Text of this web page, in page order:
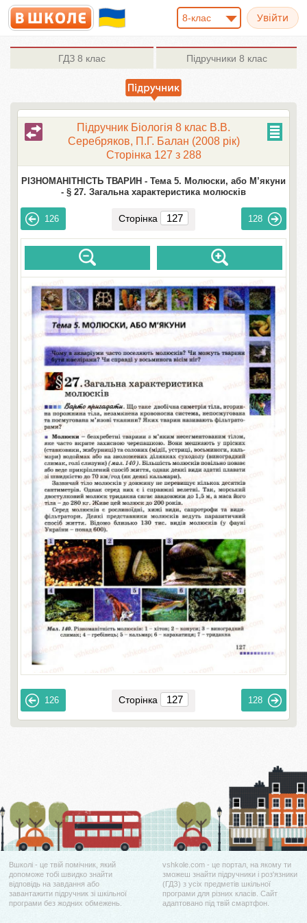
8-клас
ГДЗ 8 клас Підручники 8 клас
Підручник Біологія 8 клас В.В.
Серебряков, П.Г. Балан (2008 рік)
Сторінка 127 з 288
РІЗНОМАНІТНІСТЬ ТВАРИН - Тема 5. Молюски, або М’якуни
- § 27. Загальна характеристика молюсків
126 Сторінка 128
126 Сторінка 128
Вшколі - це твій помічник, який
допоможе тобі швидко знайти
відповідь на завдання або
завантажити підручник зі шкільної
програми без жодних обмежень.
vshkole.com - це портал, на якому ти
зможеш знайти підручники і роз'язники
(ГДЗ) з усіх предметів шкільної
програми для різних класів. Сайт
адаптовано під твій смартфон.